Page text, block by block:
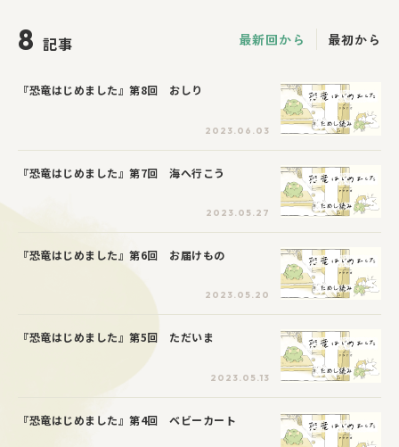
8 記事 最新回から 最初から
『恐竜はじめました』第8回 おしり
2023.06.03
『恐竜はじめました』第7回 海へ行こう
2023.05.27
『恐竜はじめました』第6回 お届けもの
2023.05.20
『恐竜はじめました』第5回 ただいま
2023.05.13
『恐竜はじめました』第4回 ベビーカート